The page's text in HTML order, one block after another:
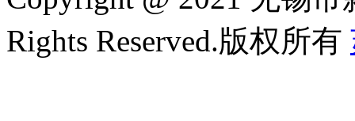
Rights Reserved.版权所有